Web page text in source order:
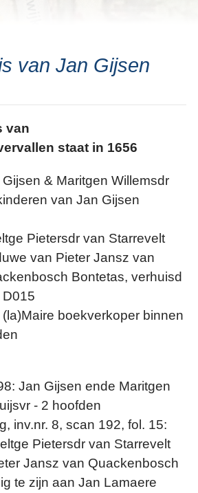
van Jan Gijsen
van
staat in 1656
& Maritgen Willemsdr
van Jan Gijsen
Pietersdr van Starrevelt
van Pieter Jansz van
Bontetas, verhuisd
boekverkoper binnen
Jan Gijsen ende Maritgen
- 2 hoofden
inv.nr. 8, scan 192, fol. 15:
Pietersdr van Starrevelt
Jansz van Quackenbosch
te zijn aan Jan Lamaere